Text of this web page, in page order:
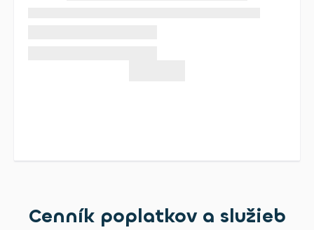
Cenník poplatkov a služieb